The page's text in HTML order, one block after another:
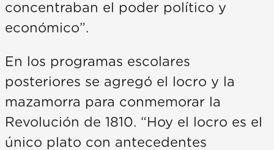
concentraban el poder político y
económico”.
En los programas escolares
posteriores se agregó el locro y la
mazamorra para conmemorar la
Revolución de 1810. “Hoy el locro es el
único plato con antecedentes